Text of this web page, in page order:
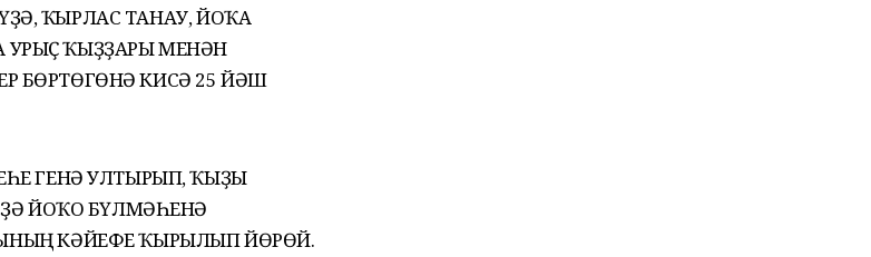
ҠЫРЛАС ТАНАУ, ЙОҠА
УРЫҪ ҠЫҘҘАРЫ МЕНӘН
БӨРТӨГӨНӘ КИСӘ 25 ЙӘШ
ГЕНӘ УЛТЫРЫП, ҠЫҘЫ
ЙОҠО БҮЛМӘҺЕНӘ
КӘЙЕФЕ ҠЫРЫЛЫП ЙӨРӨЙ.